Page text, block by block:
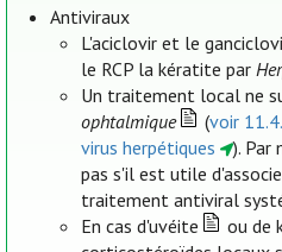
Antiviraux
L'aciclovir et le
le RCP la kératite par
Un traitement local ne
ophtalmique
(voir
virus herpétiques
). Par
pas s'il est utile
traitement antiviral
En cas d'uvéite
ou de